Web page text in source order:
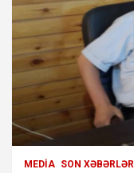
MEDIA SON XƏBƏRLƏR